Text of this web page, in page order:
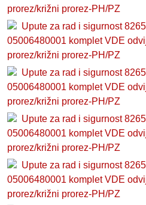
prorez/križni prorez-PH/PZ
Upute za rad i sigurnost
05006480001 komplet VDE
prorez/križni prorez-PH/PZ
Upute za rad i sigurnost
05006480001 komplet VDE
prorez/križni prorez-PH/PZ
Upute za rad i sigurnost
05006480001 komplet VDE
prorez/križni prorez-PH/PZ
Upute za rad i sigurnost
05006480001 komplet VDE
prorez/križni prorez-PH/PZ